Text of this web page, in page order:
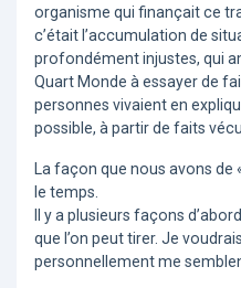
organisme qui finançait ce
c’était l’accumulation de
profondément injustes, qui
Quart Monde à essayer de
personnes vivaient en
possible, à partir de faits
La façon que nous avons de
le temps.
Il y a plusieurs façons
que l’on peut tirer. Je
personnellement me